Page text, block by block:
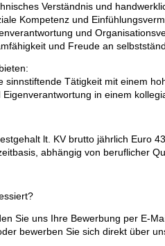
Verständnis und
Kompetenz und
und
und Freude an
sinnstiftende Tätigkeit mit einem
Eigenverantwortung in einem
lt. KV brutto jährlich Euro
abhängig von beruflicher
Sie uns Ihre Bewerbung per E-
bewerben Sie sich direkt über